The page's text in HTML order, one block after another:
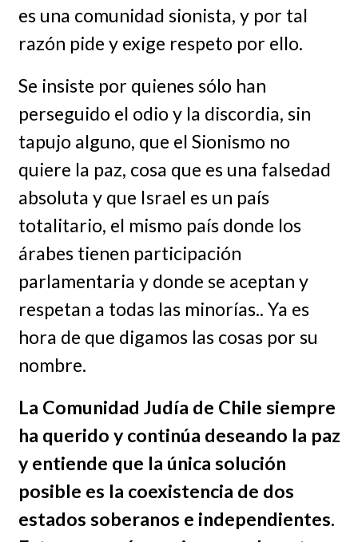
es una comunidad sionista, y por tal
razón pide y exige respeto por ello.
Se insiste por quienes sólo han
perseguido el odio y la discordia, sin
tapujo alguno, que el Sionismo no
quiere la paz, cosa que es una falsedad
absoluta y que Israel es un país
totalitario, el mismo país donde los
árabes tienen participación
parlamentaria y donde se aceptan y
respetan a todas las minorías.. Ya es
hora de que digamos las cosas por su
nombre.
La Comunidad Judía de Chile siempre
ha querido y continúa deseando la paz
y entiende que la única solución
posible es la coexistencia de dos
estados soberanos e independientes.